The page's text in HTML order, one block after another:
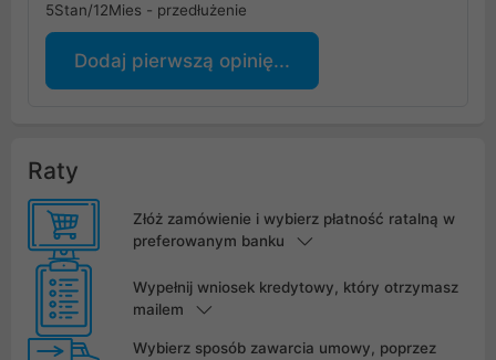
5Stan/12Mies - przedłużenie
Dodaj pierwszą opinię...
Raty
Złóż zamówienie i wybierz płatność ratalną w
preferowanym banku
Wypełnij wniosek kredytowy, który otrzymasz
mailem
Wybierz sposób zawarcia umowy, poprzez